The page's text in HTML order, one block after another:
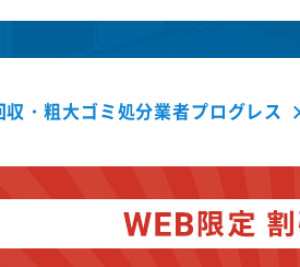
収・粗大ゴミ処分業者プログレス